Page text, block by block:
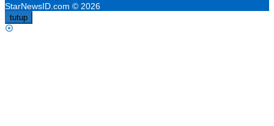
StarNewsID.com © 2026
tutup